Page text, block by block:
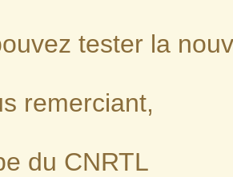
tester la
remerciant,
du CNRTL